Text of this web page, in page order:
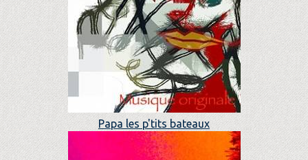
Papa les p'tits bateaux